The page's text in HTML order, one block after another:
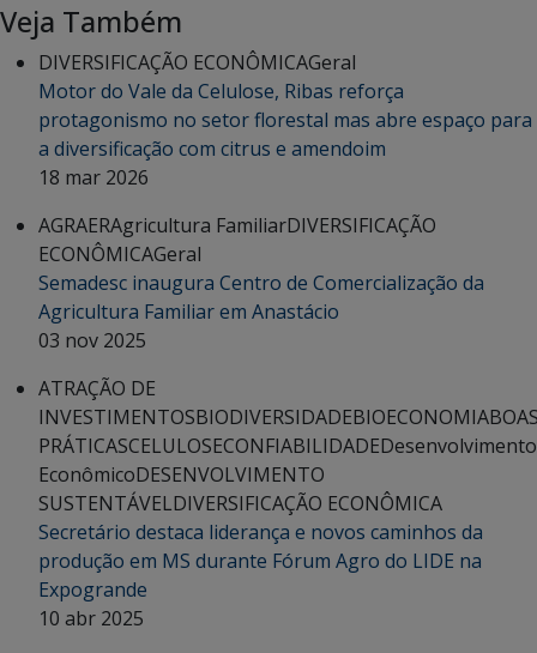
Veja Também
DIVERSIFICAÇÃO ECONÔMICAGeral
Motor do Vale da Celulose, Ribas reforça
protagonismo no setor florestal mas abre espaço para
a diversificação com citrus e amendoim
18 mar 2026
AGRAERAgricultura FamiliarDIVERSIFICAÇÃO
ECONÔMICAGeral
Semadesc inaugura Centro de Comercialização da
Agricultura Familiar em Anastácio
03 nov 2025
ATRAÇÃO DE
INVESTIMENTOSBIODIVERSIDADEBIOECONOMIA
PRÁTICASCELULOSECONFIABILIDADEDesenvolvimento
EconômicoDESENVOLVIMENTO
SUSTENTÁVELDIVERSIFICAÇÃO ECONÔMICA
Secretário destaca liderança e novos caminhos da
produção em MS durante Fórum Agro do LIDE na
Expogrande
10 abr 2025